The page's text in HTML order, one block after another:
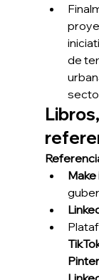
de
Make